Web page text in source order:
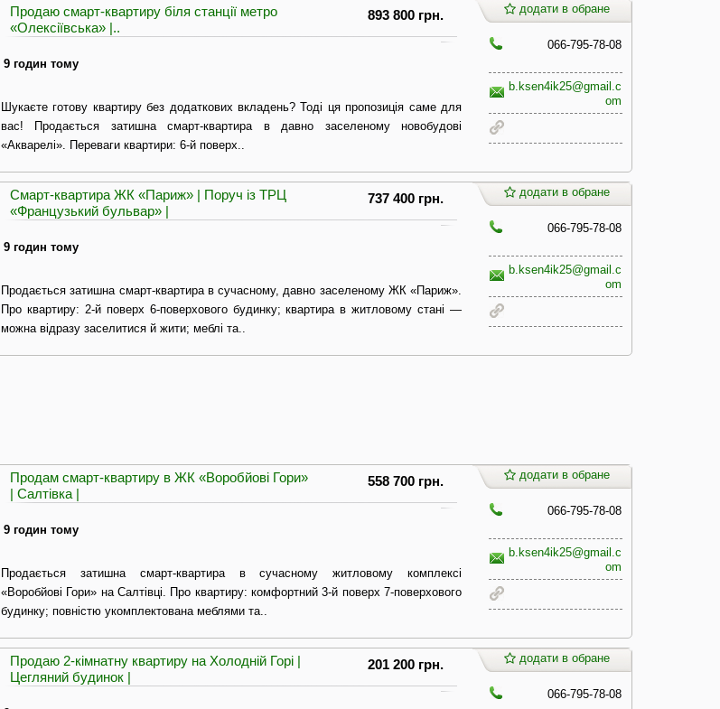
Продаю смарт-квартиру біля станції метро
«Олексіївська» |..
893 800 грн.
9 годин тому
Шукаєте готову квартиру без додаткових вкладень? Тоді ця пропозиція саме для
вас! Продається затишна смарт-квартира в давно заселеному новобудові
«Акварелі». Переваги квартири: 6-й поверх..
додати в обране
066-795-78-08
b.ksen4ik25@gmail.c
om
Смарт-квартира ЖК «Париж» | Поруч із ТРЦ
«Французький бульвар» |
737 400 грн.
9 годин тому
Продається затишна смарт-квартира в сучасному, давно заселеному ЖК «Париж».
Про квартиру: 2-й поверх 6-поверхового будинку; квартира в житловому стані —
можна відразу заселитися й жити; меблі та..
додати в обране
066-795-78-08
b.ksen4ik25@gmail.c
om
Продам смарт-квартиру в ЖК «Воробйові Гори»
| Салтівка |
558 700 грн.
9 годин тому
Продається затишна смарт-квартира в сучасному житловому комплексі
«Воробйові Гори» на Салтівці. Про квартиру: комфортний 3-й поверх 7-поверхового
будинку; повністю укомплектована меблями та..
додати в обране
066-795-78-08
b.ksen4ik25@gmail.c
om
Продаю 2-кімнатну квартиру на Холодній Горі |
Цегляний будинок |
201 200 грн. додати в обране
066-795-78-08